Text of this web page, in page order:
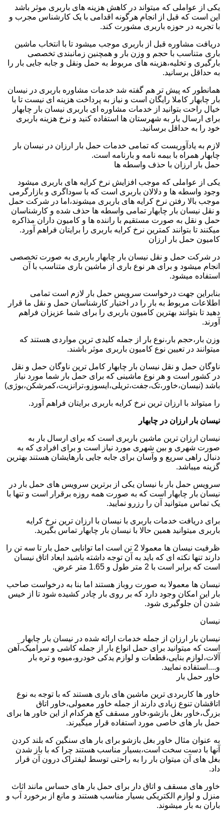
یکی از عواملی که میتواند در کاهش هزینه های باربری موثر باشد
این است که قبل از انجام هرگونه اقدامی با یک کارشناس مجرب و
با تجربه در حوزه باربری مشورت کند.
دریافت مشاوره قبل از باربری موجب میشود تا با انتخاب ماشین
باری متناسب با حجم و وزن بار و همچنین زمانبندی تخصصی
بارگیری و تخلیه،هزینه های مربوط به حمل ونقل و جابه جایی بار را
به حداقل برسانید.
همانطور که پیش تر هم گفته شد خدمات مشاوره باربری در نیسان
بار چابهار کاملا رایگان است و نیاز به پرداخت هزینه ای نیست تا با
خیال راحت بتوانید از خدمات مشاوره ای باربری نیسان بار چابهار
برای ارسال بار به شهرستان ها استفاده کنید و نرخ هزینه باربری
خود را به حداقل برسانید.
لازم به یادآوریست که تمامی خدمات حمل بار ارزان در نیسان بار
چابهار همراه با بیمه نامه و بارنامه است.
حمل بار ارزان با حذف واسطه ها
یکی از عواملی که موجب افزایش نرخ کرایه های باربری میشود
وجود واسطه ها و دلالان باربری است که با سوداگری و بازارگرمی
موجب بالا رفتن نرخ کرایه های باربری میشوند،اما در شرکت حمل
و نقل نیسان بار چابهار تمامی واسطه ها حذف شده و کارشناسان
حمل و نقل به صورت مستقیم با راننده ها و کامیون داران مذاکره
میکنند تا بتوانند کمترین نرخ کرایه باربری را برایتان فراهم آورد.
کامیون حمل بار ارزان
در شرکت حمل و نقل نیسان بار چابهار باربری به صورت تخصصی
انجام میشود و برای هر نوع باری از ماشین باری متناسب با آن
استفاده میشود.
بنابراین جهت درخواست سرویس حمل بار لازم است تمامی
اطلاعات مربوط به بار را در اختیار کارشناسان حمل و نقل ما قرار
دهید تا بتوانند بهترین کامیون باربری را برای شما عزیزان فراهم
آورند.
وزن بار،حجم بار،نوع بار از جمله کلیدی ترین مواردی هستند که
میتوانند در تعیین نوع کامیون باربری موثر باشند.
ناوگان حمل و نقل نیسان بار چابهار کامل ترین ناوگان حمل و نقل
در کشور است و هر نوع ماشینی که برای حمل بار شما مورد نیاز
باشد (نیسان،خاور،تک،جفت،تریلی،ایسوزو،ترانزیت،کمرشکن،بوژی)
را میتواند با ارزان ترین نرخ کرایه باربری برایتان فراهم آورد.
نیسان بار ارزان در چابهار
نیسان ارزان ترین ماشین باربری است که برای ارسال بار به
صورت شهری و بین شهری مورد نیاز است و برای افرادی که به
دنبال راهی سریع و وآسان برای جابه جایی بارهایشان هستند بهترین
گزینه میباشد.
سرویس حمل بار با نیسان یکی از برترین سرویس های حمل بار در
نیسان بار چابهار است که به صورت همه روزه برقرار است و تنها با
یک تماس میتوانید آن را رزرو نمایید.
برای دریافت خدمات باربری با نیسان با ارزان ترین نرخ کرایه
باربری میتوانید همین حالا با نیسان بار چابهار تماس بگیرید.
ظرفیت نیسان ها معمولا 2 تن است اما توانایی حمل بار تا سه تن را
دارند تنها نکته ای که باید به آن توجه داشته باشید ابعاد اتاق نیسان
است که برابر است با 2 متر طول و 1.65 متر عرض.
نیسان ها معمولا به صورت روباز هستند اما بنا به درخواست صاحب
بار این امکان وجود دارد که بر روی بار چادر کشیده شود تا از خیس
شدن آن جلوگیری شود.
نیسان
نیسان بار ارزان از جمله خدمات ارائه شده در نیسان بار چابهار
است که میتوانید برای حمل انواع بار از جمله کاشی و سرامیک،آهن
آلات،لوازم بنایی،قطعات و لوازم یدکی خودرو،میوه و تره بار
و....استفاده نمایید.
خاور حمل بار
خاور ها کاربردی ترین ماشین های باری هستند که با توجه به نوع
اتاقشان تنوع زیادی دارند از جمله خاور معمولی،خاور اتاق
بزرگ،خاور بغل بازشو،خاور مسقف کع هرکدام از این خاور ها برای
حمل بار های خاصی مورد استفاده قرار میگیرند.
به عنوان مثال خاور بغل بازشو برای بار های سنگین که بلند کردن
آنها با دست سخت است،بسیار مناسب هستند چرا که با باز شدن
بغل های آن میتوان بار را به راحتی توسط لیفتراک درون آن قرار
داد.
خاور های مسقف و اتاق دار برای حمل بار های حساس مانند اثاث
منزل و لوازم الکتریکی بسیار مناسب هستند و مانع از برخورد آب و
باران به بار میشوند.